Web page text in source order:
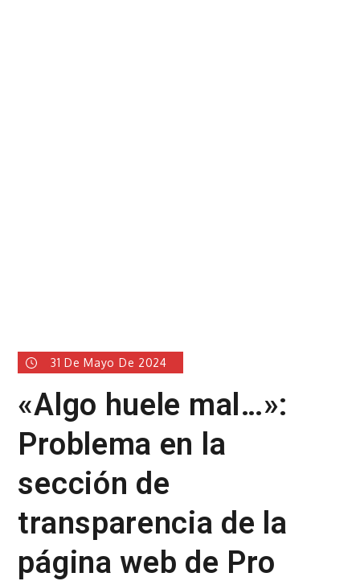
31 De Mayo De 2024
«Algo huele mal…»:
Problema en la
sección de
transparencia de la
página web de Pro